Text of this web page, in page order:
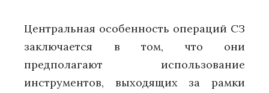
Центральная особенность операций СЗ
заключается в том, что они
предполагают использование
инструментов, выходящих за рамки